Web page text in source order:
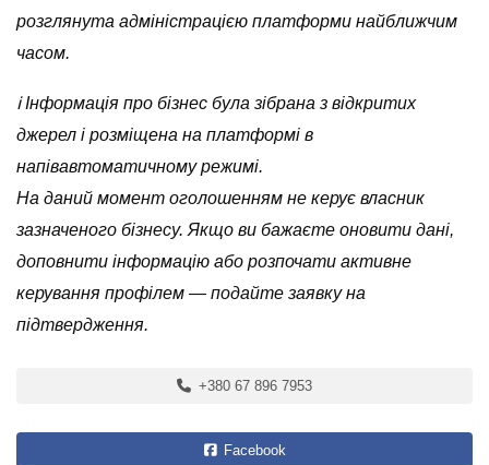
розглянута адміністрацією платформи найближчим
часом.
ℹ️ Інформація про бізнес була зібрана з відкритих
джерел і розміщена на платформі в
напівавтоматичному режимі.
На даний момент оголошенням не керує власник
зазначеного бізнесу. Якщо ви бажаєте оновити дані,
доповнити інформацію або розпочати активне
керування профілем — подайте заявку на
підтвердження.
+380 67 896 7953
Facebook